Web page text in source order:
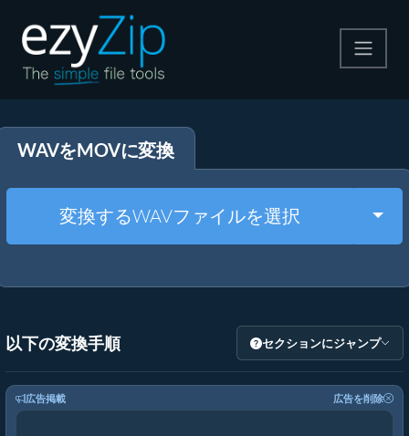
解凍する
その他のツール
WAVをMOVに変換
変換するWAVファイルを選択
以下の変換手順 セクションにジャンプ
広告掲載 広告を削除